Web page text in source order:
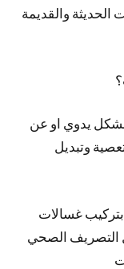
الحديثة والقديمة
يدوي او عن
وتبديل
بتركيب غسالات
التصريف الصحي